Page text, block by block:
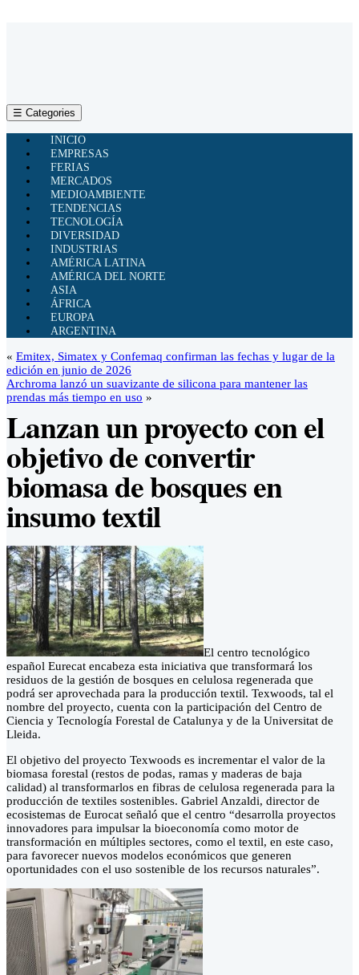
☰ Categories
INICIO
EMPRESAS
FERIAS
MERCADOS
MEDIOAMBIENTE
TENDENCIAS
TECNOLOGÍA
DIVERSIDAD
INDUSTRIAS
AMÉRICA LATINA
AMÉRICA DEL NORTE
ASIA
ÁFRICA
EUROPA
ARGENTINA
« Emitex, Simatex y Confemaq confirman las fechas y lugar de la
edición en junio de 2026
Archroma lanzó un suavizante de silicona para mantener las
prendas más tiempo en uso »
Lanzan un proyecto con el
objetivo de convertir
biomasa de bosques en
insumo textil
El centro tecnológico
español Eurecat encabeza esta iniciativa que transformará los
residuos de la gestión de bosques en celulosa regenerada que
podrá ser aprovechada para la producción textil. Texwoods, tal el
nombre del proyecto, cuenta con la participación del Centro de
Ciencia y Tecnología Forestal de Catalunya y de la Universitat de
Lleida.
El objetivo del proyecto Texwoods es incrementar el valor de la
biomasa forestal (restos de podas, ramas y maderas de baja
calidad) al transformarlos en fibras de celulosa regenerada para la
producción de textiles sostenibles. Gabriel Anzaldi, director de
ecosistemas de Eurocat señaló que el centro “desarrolla proyectos
innovadores para impulsar la bioeconomía como motor de
transformación en múltiples sectores, como el textil, en este caso,
para favorecer nuevos modelos económicos que generen
oportunidades con el uso sostenible de los recursos naturales”.